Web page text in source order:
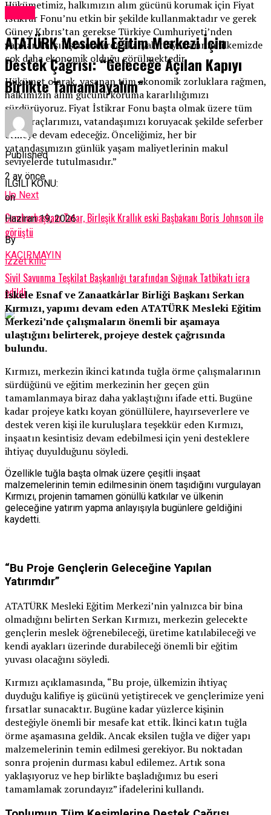
Hükümetimiz, halkımızın alım gücünü korumak için Fiyat
İstikrar Fonu’nu etkin bir şekilde kullanmaktadır ve gerek
Güney Kıbrıs’tan gerekse Türkiye Cumhuriyeti’nden
yapılan karşılaştırmalarda akaryakıt fiyatlarının ülkemizde
çok daha ekonomik olduğu görülmektedir.
Hükümet olarak, yaşanan tüm ekonomik zorluklara rağmen,
halkımızın alım gücünü koruma kararlılığımızı
sürdürüyoruz. Fiyat İstikrar Fonu başta olmak üzere tüm
mali araçlarımızı, vatandaşımızı koruyacak şekilde seferber
etmeye devam edeceğiz. Önceliğimiz, her bir
vatandaşımızın günlük yaşam maliyetlerinin makul
seviyelerde tutulmasıdır.”
İLGİLİ KONU:
Up Next
Cumhurbaşkanı Tatar, Birleşik Krallık eski Başbakanı Boris Johnson ile
görüştü
KAÇIRMAYIN
Sivil Savunma Teşkilat Başkanlığı tarafından Sığınak Tatbikatı icra
edildi
ATATÜRK Mesleki Eğitim Merkezi İçin
Destek Çağrısı: “Geleceğe Açılan Kapıyı
Birlikte Tamamlayalım”
Published
2 ay önce
on
Haziran 19, 2026
By
izzet kilic
İskele Esnaf ve Zanaatkârlar Birliği Başkanı Serkan
Kırmızı, yapımı devam eden ATATÜRK Mesleki Eğitim
Merkezi’nde çalışmaların önemli bir aşamaya
ulaştığını belirterek, projeye destek çağrısında
bulundu.
Kırmızı, merkezin ikinci katında tuğla örme çalışmalarının
sürdüğünü ve eğitim merkezinin her geçen gün
tamamlanmaya biraz daha yaklaştığını ifade etti. Bugüne
kadar projeye katkı koyan gönüllülere, hayırseverlere ve
destek veren kişi ile kuruluşlara teşekkür eden Kırmızı,
inşaatın kesintisiz devam edebilmesi için yeni desteklere
ihtiyaç duyulduğunu söyledi.
Özellikle tuğla başta olmak üzere çeşitli inşaat
malzemelerinin temin edilmesinin önem taşıdığını vurgulayan
Kırmızı, projenin tamamen gönüllü katkılar ve ülkenin
geleceğine yatırım yapma anlayışıyla bugünlere geldiğini
kaydetti.
“Bu Proje Gençlerin Geleceğine Yapılan
Yatırımdır”
ATATÜRK Mesleki Eğitim Merkezi’nin yalnızca bir bina
olmadığını belirten Serkan Kırmızı, merkezin gelecekte
gençlerin meslek öğrenebileceği, üretime katılabileceği ve
kendi ayakları üzerinde durabileceği önemli bir eğitim
yuvası olacağını söyledi.
Kırmızı açıklamasında, “Bu proje, ülkemizin ihtiyaç
duyduğu kalifiye iş gücünü yetiştirecek ve gençlerimize yeni
fırsatlar sunacaktır. Bugüne kadar yüzlerce kişinin
desteğiyle önemli bir mesafe kat ettik. İkinci katın tuğla
örme aşamasına geldik. Ancak eksilen tuğla ve diğer yapı
malzemelerinin temin edilmesi gerekiyor. Bu noktadan
sonra projenin durması kabul edilemez. Artık sona
yaklaşıyoruz ve hep birlikte başladığımız bu eseri
tamamlamak zorundayız” ifadelerini kullandı.